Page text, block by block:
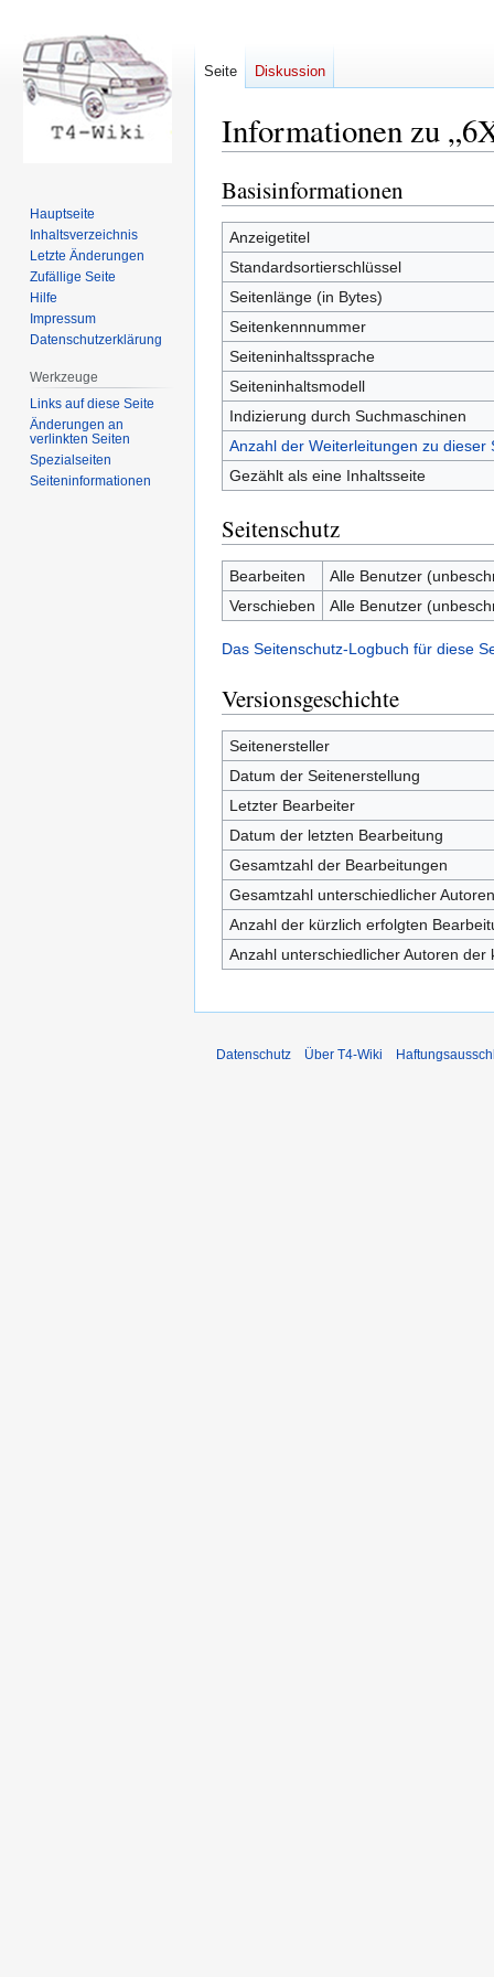
Informationen zu
Zur
Navigation
springen
Zur
Suche
springen
Basisinformationen
Anzeigetitel
Standardsortierschlüssel
Seitenlänge (in Bytes)
Seitenkennnummer
Seiteninhaltssprache
Seiteninhaltsmodell
Indizierung durch Suchmaschinen
Anzahl der Weiterleitungen zu dieser
Gezählt als eine Inhaltsseite
Seitenschutz
Bearbeiten
Alle Benutzer
Verschieben
Alle Benutzer
Das Seitenschutz-Logbuch für diese
Versionsgeschichte
Seitenersteller
Datum der Seitenerstellung
Letzter Bearbeiter
Datum der letzten Bearbeitung
Gesamtzahl der Bearbeitungen
Gesamtzahl unterschiedlicher Autoren
Anzahl der kürzlich erfolgten
Anzahl unterschiedlicher Autoren
Seite Diskussion
Hauptseite
Inhaltsverzeichnis
Letzte Änderungen
Zufällige Seite
Hilfe
Impressum
Datenschutzerklärung
Werkzeuge
Links auf diese Seite
Änderungen an
verlinkten Seiten
Spezialseiten
Seiten­informationen
Datenschutz Über T4-Wiki